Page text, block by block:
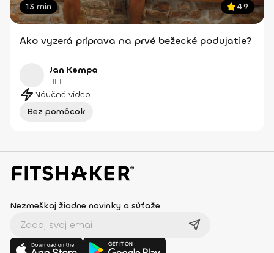
13 min 4.9
Ako vyzerá príprava na prvé bežecké podujatie?
Jan Kempa
HIIT
Náučné video
Bez pomôcok
Nezmeškaj žiadne novinky a súťaže